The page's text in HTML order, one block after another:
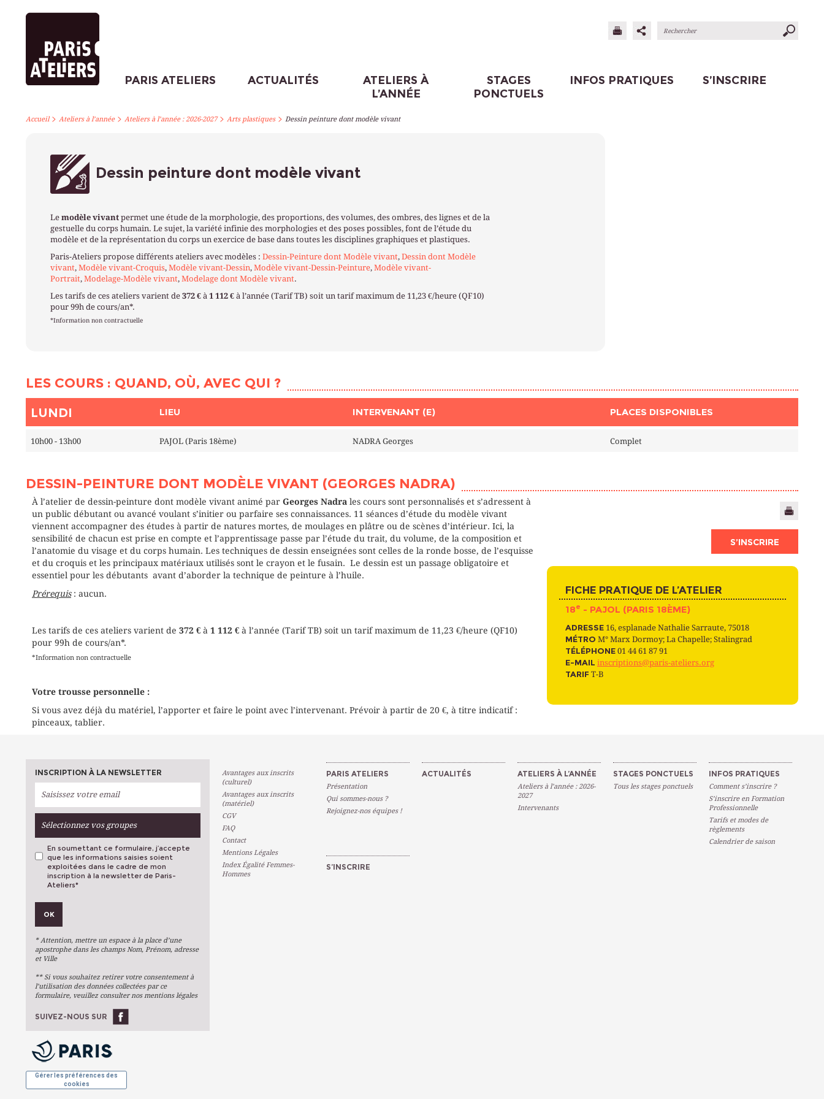
PARIS ATELIERS ACTUALITÉS
ATELIERS À
L’ANNÉE
STAGES
PONCTUELS
INFOS PRATIQUES S’INSCRIRE
Accueil> Ateliers à l’année> Ateliers à l’année : 2026-2027> Arts plastiques> Dessin peinture dont modèle vivant
Dessin peinture dont modèle vivant
Le modèle vivant permet une étude de la morphologie, des proportions, des volumes, des ombres, des lignes et de la
gestuelle du corps humain. Le sujet, la variété infinie des morphologies et des poses possibles, font de l’étude du
modèle et de la représentation du corps un exercice de base dans toutes les disciplines graphiques et plastiques.
Paris-Ateliers propose différents ateliers avec modèles : Dessin-Peinture dont Modèle vivant, Dessin dont Modèle
vivant, Modèle vivant-Croquis, Modèle vivant-Dessin, Modèle vivant-Dessin-Peinture, Modèle vivant-
Portrait, Modelage-Modèle vivant, Modelage dont Modèle vivant.
Les tarifs de ces ateliers varient de 372 € à 1 112 € à l’année (Tarif TB) soit un tarif maximum de 11,23 €/heure (QF10)
pour 99h de cours/an*.
*Information non contractuelle
LES COURS : QUAND, OÙ, AVEC QUI ?
LUNDI LIEU INTERVENANT (E) PLACES DISPONIBLES
10h00 - 13h00 PAJOL (Paris 18ème) NADRA Georges Complet
DESSIN-PEINTURE DONT MODÈLE VIVANT (GEORGES NADRA)
À l’atelier de dessin-peinture dont modèle vivant animé par Georges Nadra les cours sont personnalisés et s’adressent à
un public débutant ou avancé voulant s’initier ou parfaire ses connaissances. 11 séances d’étude du modèle vivant
viennent accompagner des études à partir de natures mortes, de moulages en plâtre ou de scènes d’intérieur. Ici, la
sensibilité de chacun est prise en compte et l’apprentissage passe par l’étude du trait, du volume, de la composition et
l’anatomie du visage et du corps humain. Les techniques de dessin enseignées sont celles de la ronde bosse, de l’esquisse
et du croquis et les principaux matériaux utilisés sont le crayon et le fusain. Le dessin est un passage obligatoire et
essentiel pour les débutants avant d’aborder la technique de peinture à l’huile.
Prérequis : aucun.
Les tarifs de ces ateliers varient de 372 € à 1 112 € à l’année (Tarif TB) soit un tarif maximum de 11,23 €/heure (QF10)
pour 99h de cours/an*.
*Information non contractuelle
Votre trousse personnelle :
Si vous avez déjà du matériel, l’apporter et faire le point avec l’intervenant. Prévoir à partir de 20 €, à titre indicatif :
pinceaux, tablier.
S’INSCRIRE
FICHE PRATIQUE DE L’ATELIER
18e - PAJOL (PARIS 18ÈME)
ADRESSE 16, esplanade Nathalie Sarraute, 75018
MÉTRO M° Marx Dormoy; La Chapelle; Stalingrad
TÉLÉPHONE 01 44 61 87 91
E-MAIL inscriptions@paris-ateliers.org
TARIF T-B
INSCRIPTION À LA NEWSLETTER
Sélectionnez vos groupes
Métiers D'art
Arts Du Texte
Stages Ponctuels
Ateliers À L'année
OK
En soumettant ce formulaire, j’accepte
que les informations saisies soient
exploitées dans le cadre de mon
inscription à la newsletter de Paris-
Ateliers*
OK
* Attention, mettre un espace à la place d’une
apostrophe dans les champs Nom, Prénom, adresse
et Ville
** Si vous souhaitez retirer votre consentement à
l’utilisation des données collectées par ce
formulaire, veuillez consulter nos mentions légales
SUIVEZ-NOUS SUR
Gérer les préférences des
cookies
Avantages aux inscrits
(culturel)
Avantages aux inscrits
(matériel)
CGV
FAQ
Contact
Mentions Légales
Index Égalité Femmes-
Hommes
PARIS ATELIERS
Présentation
Qui sommes-nous ?
Rejoignez-nos équipes !
ACTUALITÉS ATELIERS À L’ANNÉE
Ateliers à l’année : 2026-
2027
Intervenants
STAGES PONCTUELS
Tous les stages ponctuels
INFOS PRATIQUES
Comment s’inscrire ?
S’inscrire en Formation
Professionnelle
Tarifs et modes de
règlements
Calendrier de saison
S’INSCRIRE